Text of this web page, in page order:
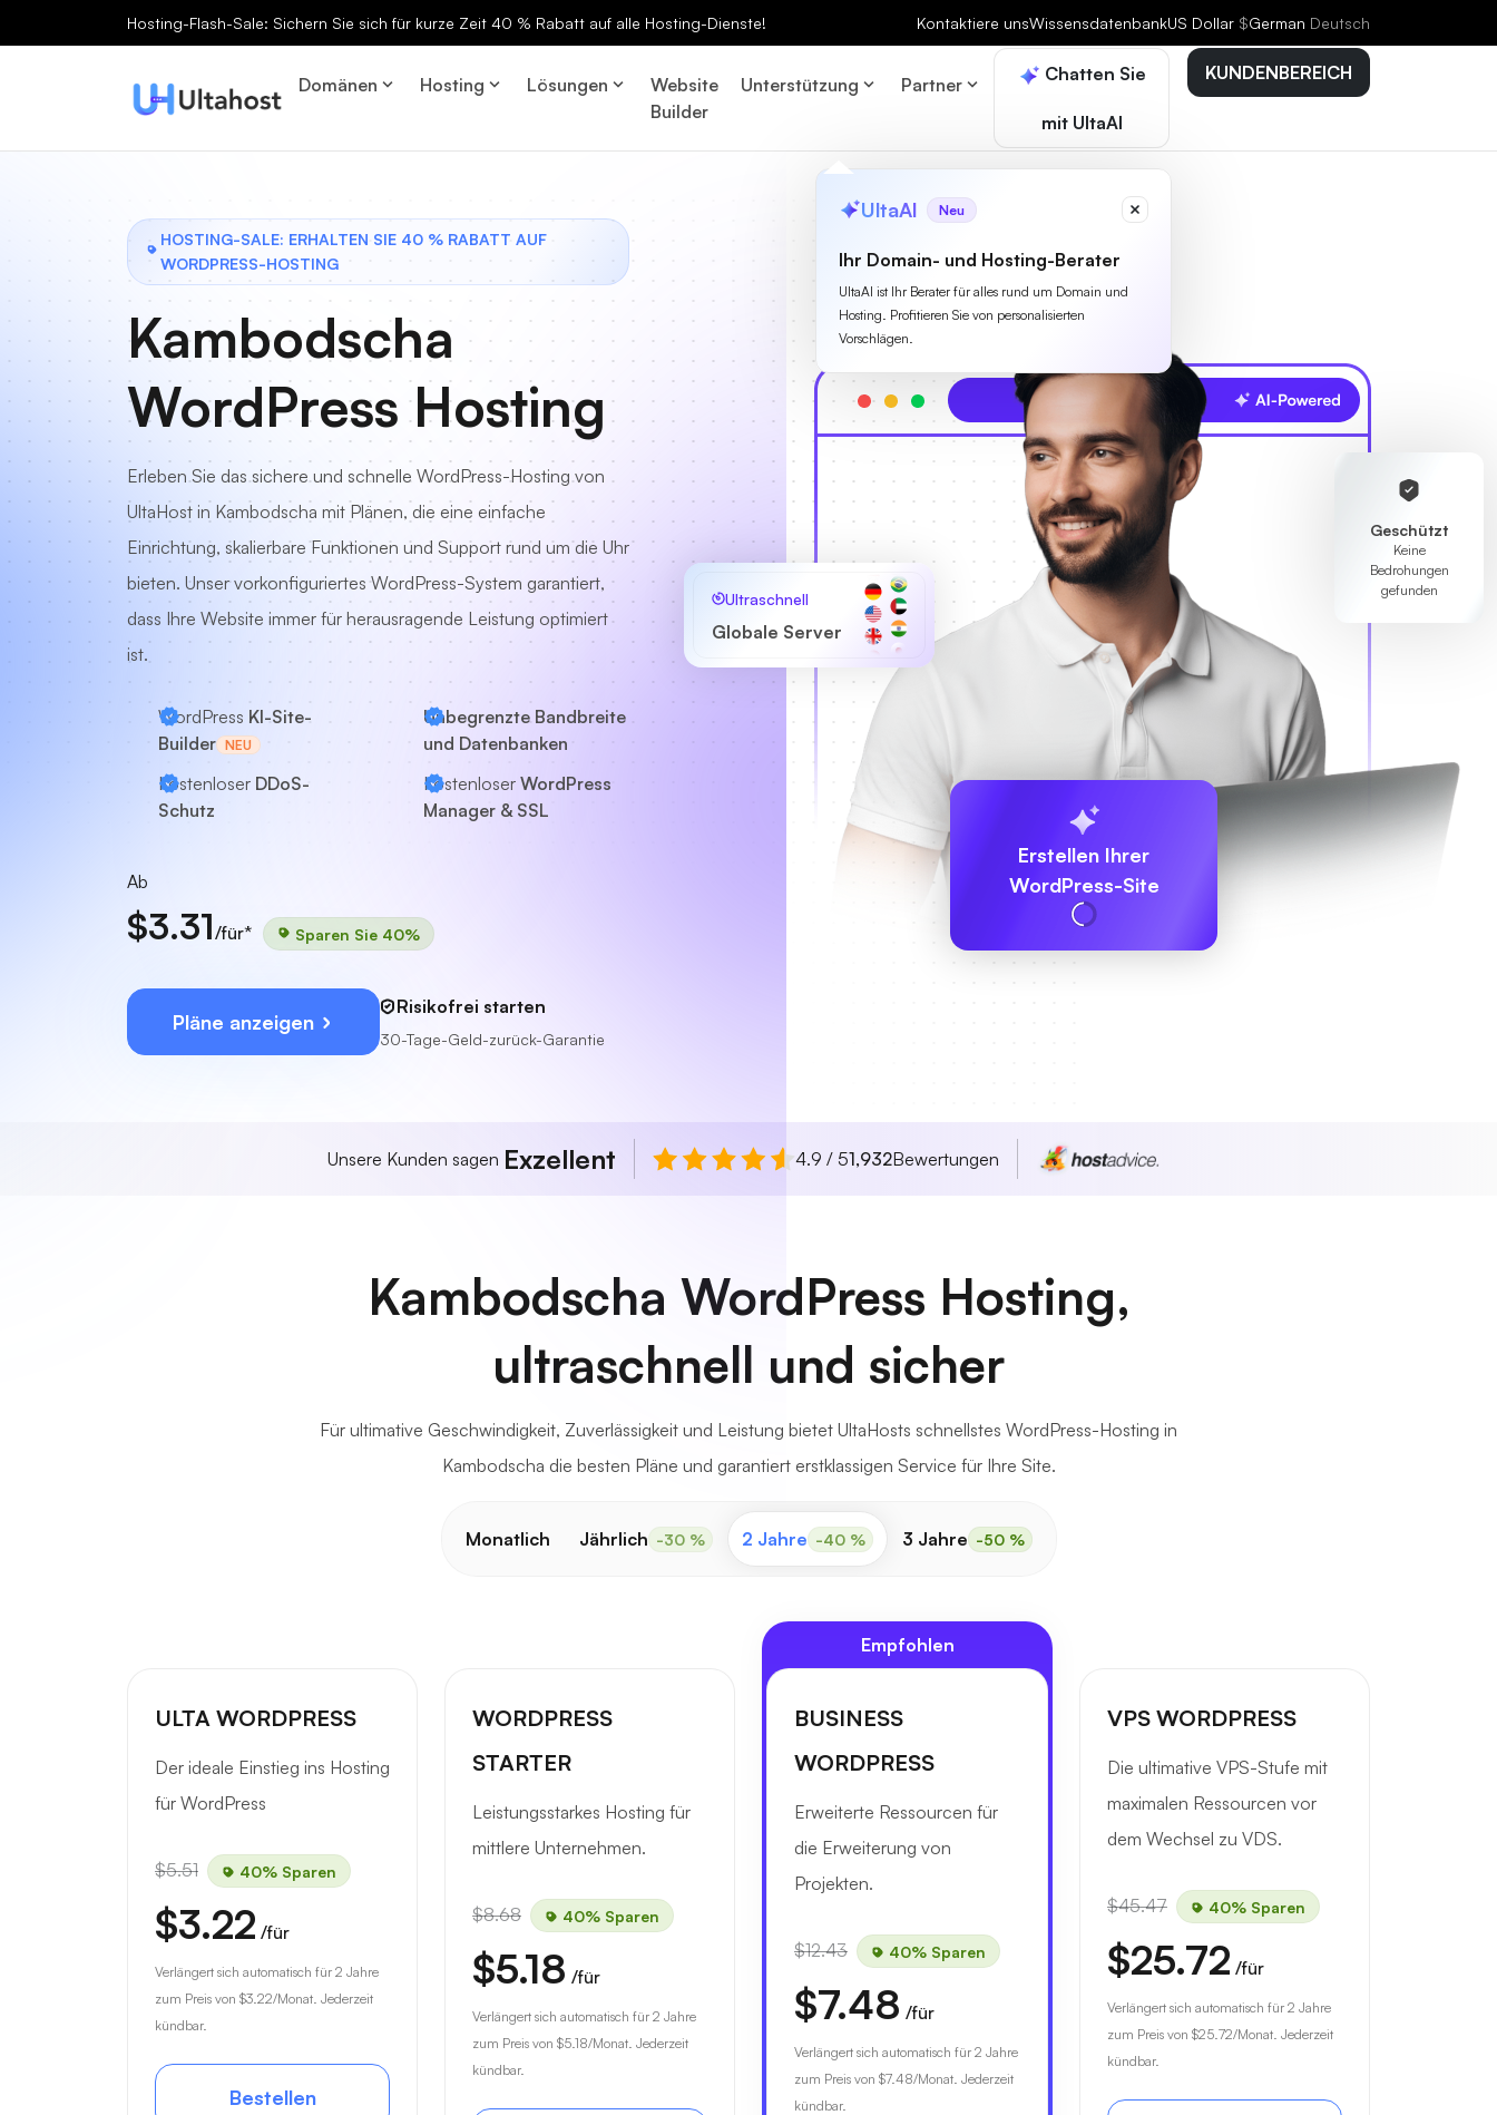
Hosting-Flash-Sale: Sichern Sie sich für kurze Zeit 40 % Rabatt auf alle Hosting-Dienste! Kontaktiere unsWissensdatenbankUS Dollar $German Deutsch
Domänen Hosting Lösungen
Website
Builder
Unterstützung Partner Chatten Sie
mit UltaAI
UltaAI Neu
Ihr Domain- und Hosting-Berater
UltaAI ist Ihr Berater für alles rund um Domain und
Hosting. Profitieren Sie von personalisierten
Vorschlägen.
KUNDENBEREICH
HOSTING-SALE: ERHALTEN SIE 40 % RABATT AUF
WORDPRESS-HOSTING
Kambodscha
WordPress Hosting
Erleben Sie das sichere und schnelle WordPress-Hosting von
UltaHost in Kambodscha mit Plänen, die eine einfache
Einrichtung, skalierbare Funktionen und Support rund um die Uhr
bieten. Unser vorkonfiguriertes WordPress-System garantiert,
dass Ihre Website immer für herausragende Leistung optimiert
ist.
WordPress KI-Site-
Builder NEU
Unbegrenzte Bandbreite
und Datenbanken
Kostenloser DDoS-
Schutz
Kostenloser WordPress
Manager & SSL
Ab
$3.31/für* Sparen Sie 40%
Pläne anzeigen
Risikofrei starten
30-Tage-Geld-zurück-Garantie
Geschützt
Keine
Bedrohungen
gefunden
Ultraschnell
Globale Server
Erstellen Ihrer
WordPress-Site
Unsere Kunden sagen Exzellent 4.9 / 51,932Bewertungen
Kambodscha WordPress Hosting,
ultraschnell und sicher
Für ultimative Geschwindigkeit, Zuverlässigkeit und Leistung bietet UltaHosts schnellstes WordPress-Hosting in
Kambodscha die besten Pläne und garantiert erstklassigen Service für Ihre Site.
Monatlich Jährlich -30 % 2 Jahre -40 % 3 Jahre -50 %
ULTA WORDPRESS
Der ideale Einstieg ins Hosting
für WordPress
$5.51 40% Sparen
$3.22 /für
Verlängert sich automatisch für 2 Jahre
zum Preis von $3.22/Monat. Jederzeit
kündbar.
Bestellen
WORDPRESS
STARTER
Leistungsstarkes Hosting für
mittlere Unternehmen.
$8.68 40% Sparen
$5.18 /für
Verlängert sich automatisch für 2 Jahre
zum Preis von $5.18/Monat. Jederzeit
kündbar.
Empfohlen
BUSINESS
WORDPRESS
Erweiterte Ressourcen für
die Erweiterung von
Projekten.
$12.43 40% Sparen
$7.48 /für
Verlängert sich automatisch für 2 Jahre
zum Preis von $7.48/Monat. Jederzeit
kündbar.
VPS WORDPRESS
Die ultimative VPS-Stufe mit
maximalen Ressourcen vor
dem Wechsel zu VDS.
$45.47 40% Sparen
$25.72 /für
Verlängert sich automatisch für 2 Jahre
zum Preis von $25.72/Monat. Jederzeit
kündbar.